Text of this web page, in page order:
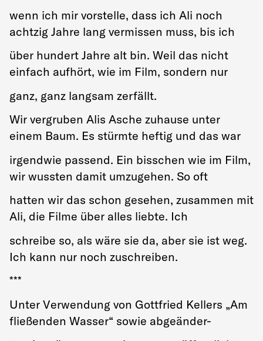
wenn ich mir vorstelle, dass ich Ali noch
achtzig Jahre lang vermissen muss, bis ich
über hundert Jahre alt bin. Weil das nicht
einfach aufhört, wie im Film, sondern nur
ganz, ganz langsam zerfällt.
Wir vergruben Alis Asche zuhause unter
einem Baum. Es stürmte heftig und das war
irgendwie passend. Ein bisschen wie im Film,
wir wussten damit umzugehen. So oft
hatten wir das schon gesehen, zusammen mit
Ali, die Filme über alles liebte. Ich
schreibe so, als wäre sie da, aber sie ist weg.
Ich kann nur noch zuschreiben.
***
Unter Verwendung von Gottfried Kellers „Am
fließenden Wasser“ sowie abgeänder-